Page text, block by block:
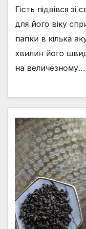
Гість підвівся
для його віку
папки в кілька
хвилин його
на величезному…